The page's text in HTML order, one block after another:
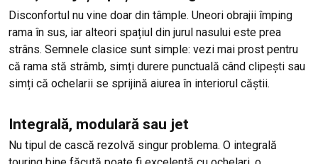
Disconfortul nu vine doar din tâmple. Uneori obrajii împing
rama în sus, iar alteori spațiul din jurul nasului este prea
strâns. Semnele clasice sunt simple: vezi mai prost pentru
că rama stă strâmb, simți durere punctuală când clipești sau
simți că ochelarii se sprijină aiurea în interiorul căștii.
Integrală, modulară sau jet
Nu tipul de cască rezolvă singur problema. O integrală